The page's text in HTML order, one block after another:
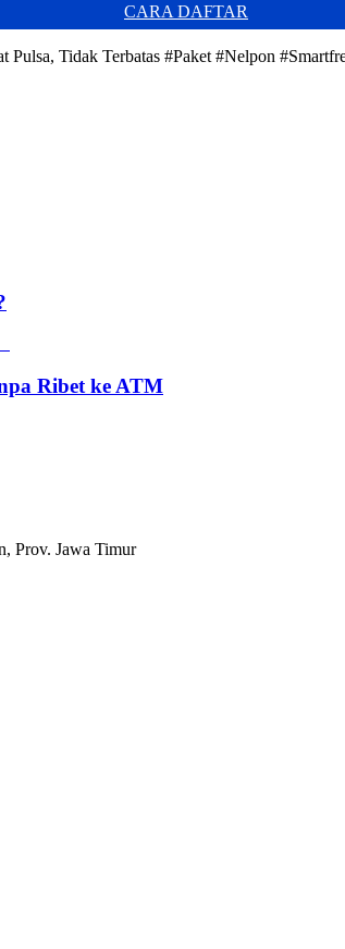
CARA DAFTAR
Tidak Terbatas #Paket #Nelpon
Ribet ke ATM
Prov. Jawa Timur